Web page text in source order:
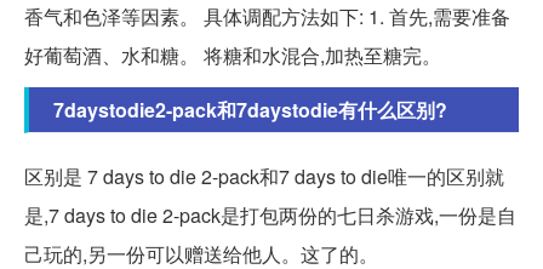
香气和色泽等因素。 具体调配方法如下: 1. 首先,需要准备
好葡萄酒、水和糖。 将糖和水混合,加热至糖完。
7daystodie2-pack和7daystodie有什么区别?
区别是 7 days to die 2-pack和7 days to die唯一的区别就
是,7 days to die 2-pack是打包两份的七日杀游戏,一份是自
己玩的,另一份可以赠送给他人。这了的。